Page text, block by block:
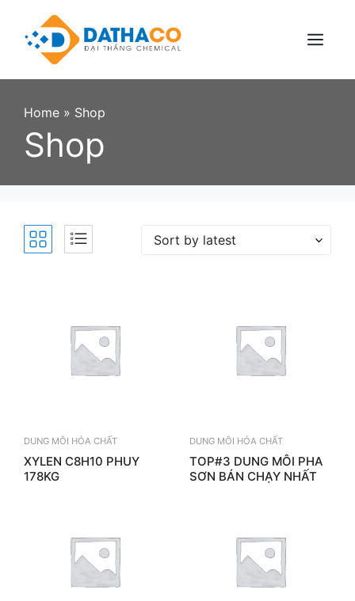
content
Menu
Home » Shop
Shop
DUNG MÔI HÓA CHẤT
XYLEN C8H10 PHUY
178KG
DUNG MÔI HÓA CHẤT
TOP#3 DUNG MÔI PHA
SƠN BÁN CHẠY NHẤT